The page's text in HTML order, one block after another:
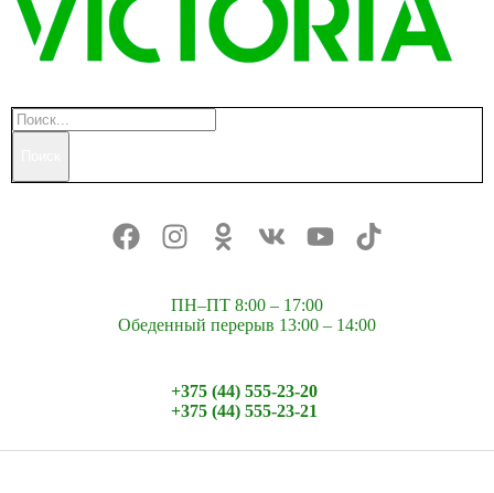
ПН–ПТ 8:00 – 17:00
Обеденный перерыв 13:00 – 14:00
+375 (44) 555-23-20
+375 (44) 555-23-21